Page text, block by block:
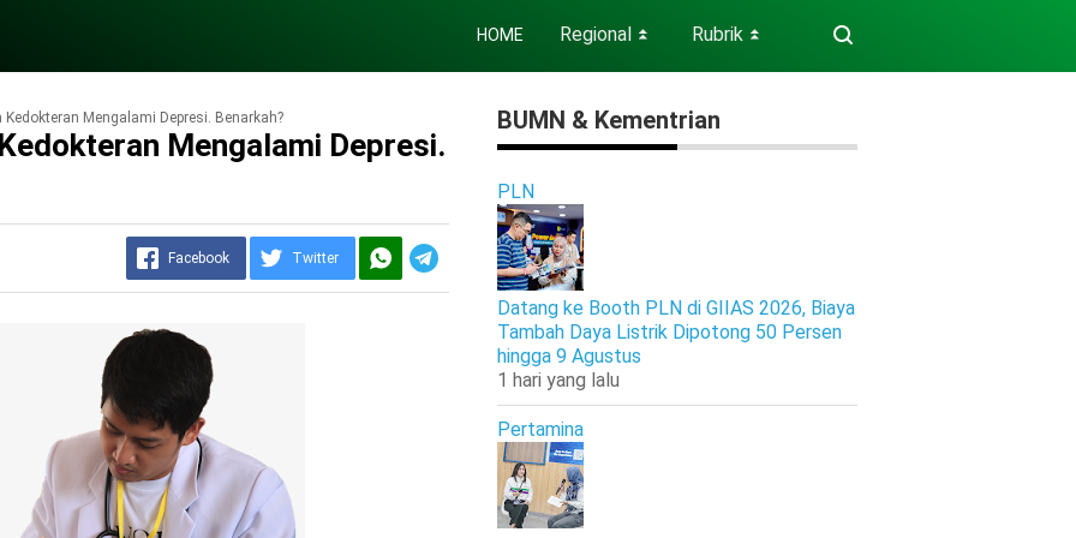
HOME Regional ⏬ Rubrik ⏬
Mengalami Depresi. Benarkah?
Mengalami Depresi.
Facebook Twitter
BUMN & Kementrian
PLN
Datang ke Booth PLN di GIIAS 2026, Biaya
Tambah Daya Listrik Dipotong 50 Persen
hingga 9 Agustus
1 hari yang lalu
Pertamina